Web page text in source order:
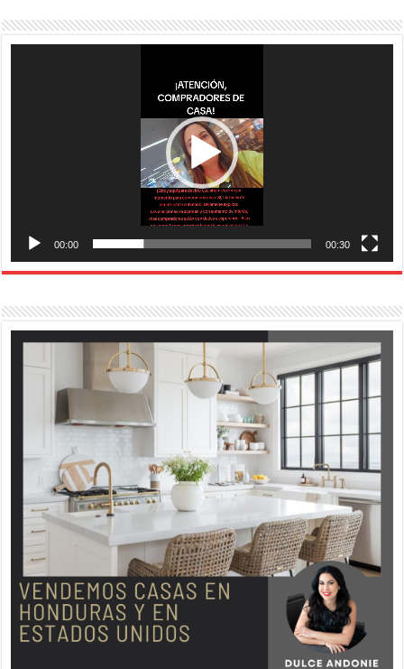
00:00 00:30